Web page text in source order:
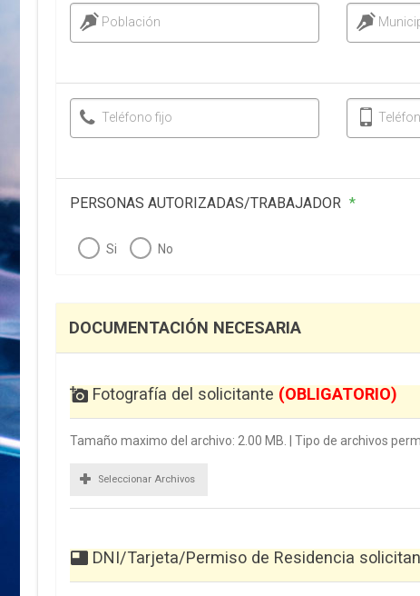
Población
Teléfono fijo
PERSONAS AUTORIZADAS/TRABAJADOR *
Si No
DOCUMENTACIÓN NECESARIA
Fotografía del solicitante (OBLIGATORIO)
Tamaño maximo del archivo: 2.00 MB. | Tipo de archivos
Seleccionar Archivos
DNI/Tarjeta/Permiso de Residencia